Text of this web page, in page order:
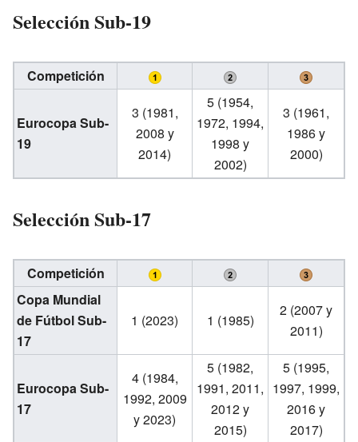
Selección Sub-19
Competición
Eurocopa Sub-
19
3 (1981,
2008 y
2014)
5 (1954,
1972, 1994,
1998 y
2002)
3 (1961,
1986 y
2000)
Selección Sub-17
Competición
Copa Mundial
de Fútbol Sub-
17
1 (2023) 1 (1985)
2 (2007 y
2011)
Eurocopa Sub-
17
4 (1984,
1992, 2009
y 2023)
5 (1982,
1991, 2011,
2012 y
2015)
5 (1995,
1997, 1999,
2016 y
2017)